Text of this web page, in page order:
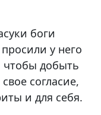
боги
у него
чтобы добыть
согласие,
и для себя.